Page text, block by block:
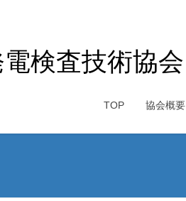
検査技術協会
TOP 協会概要